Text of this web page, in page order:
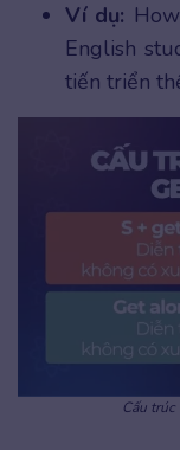
Ví dụ:
English
tiến triển
Cấu